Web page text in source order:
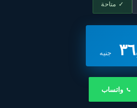
✓ متاحة
جنيه
واتساب